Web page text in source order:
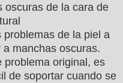
oscuras de la cara de
problemas de la piel a
manchas oscuras.
problema original, es
de soportar cuando se